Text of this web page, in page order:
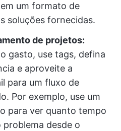
um formato de
soluções fornecidas.
de projetos:
gasto, use tags, defina
e aproveite a
para um fluxo de
Por exemplo, use um
para ver quanto tempo
problema desde o